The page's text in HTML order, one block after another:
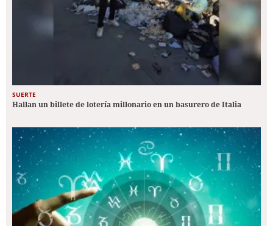
SUERTE
Hallan un billete de lotería millonario en un basurero de Italia